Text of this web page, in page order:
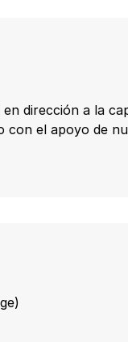
dirección a la
con el apoyo de